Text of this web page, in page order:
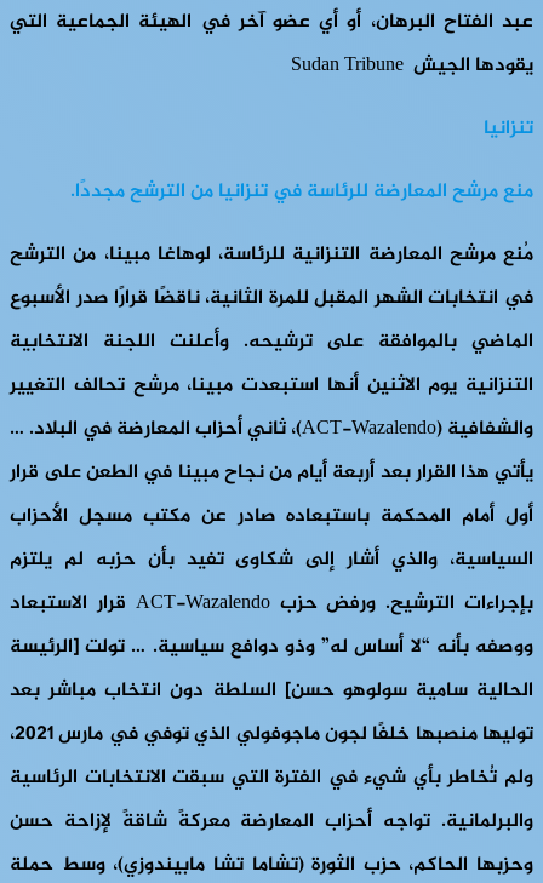
عبد الفتاح البرهان، أو أي عضو آخر في الهيئة الجماعية التي
يقودها الجيش Sudan Tribune
تنزانيا
منع مرشح المعارضة للرئاسة في تنزانيا من الترشح مجددًا.
مُنع مرشح المعارضة التنزانية للرئاسة، لوهاغا مبينا، من الترشح
في انتخابات الشهر المقبل للمرة الثانية، ناقضًا قرارًا صدر الأسبوع
الماضي بالموافقة على ترشيحه. وأعلنت اللجنة الانتخابية
التنزانية يوم الاثنين أنها استبعدت مبينا، مرشح تحالف التغيير
والشفافية (ACT-Wazalendo)، ثاني أحزاب المعارضة في البلاد. …
يأتي هذا القرار بعد أربعة أيام من نجاح مبينا في الطعن على قرار
أول أمام المحكمة باستبعاده صادر عن مكتب مسجل الأحزاب
السياسية، والذي أشار إلى شكاوى تفيد بأن حزبه لم يلتزم
بإجراءات الترشيح. ورفض حزب ACT-Wazalendo قرار الاستبعاد
ووصفه بأنه “لا أساس له” وذو دوافع سياسية. … تولت [الرئيسة
الحالية سامية سولوهو حسن] السلطة دون انتخاب مباشر بعد
توليها منصبها خلفًا لجون ماجوفولي الذي توفي في مارس 2021،
ولم تُخاطر بأي شيء في الفترة التي سبقت الانتخابات الرئاسية
والبرلمانية. تواجه أحزاب المعارضة معركةً شاقةً لإزاحة حسن
وحزبها الحاكم، حزب الثورة (تشاما تشا مابيندوزي)، وسط حملة